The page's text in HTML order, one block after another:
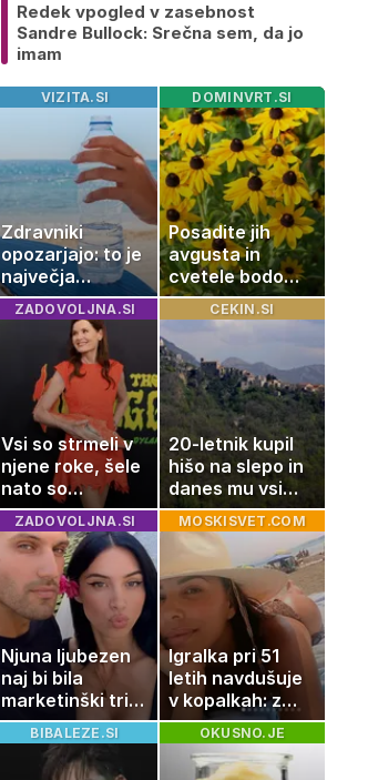
Redek vpogled v zasebnost
Sandre Bullock: Srečna sem, da jo
imam
VIZITA.SI
Zdravniki
opozarjajo: to je
največja
napaka, ki jo
ljudje delajo med
vročino
DOMINVRT.SI
Posadite jih
avgusta in
cvetele bodo
vse do zime
ZADOVOLJNA.SI
Vsi so strmeli v
njene roke, šele
nato so
ugotovili, kaj
drži
CEKIN.SI
20-letnik kupil
hišo na slepo in
danes mu vsi
zavidajo
ZADOVOLJNA.SI
Njuna ljubezen
naj bi bila
marketinški trik,
tako se odzivata
na govorice
MOSKISVET.COM
Igralka pri 51
letih navdušuje
v kopalkah: z
možem uživa v
romantičnem
poletju
BIBALEZE.SI OKUSNO.JE